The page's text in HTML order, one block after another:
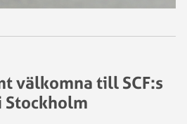
välkomna till SCF:s